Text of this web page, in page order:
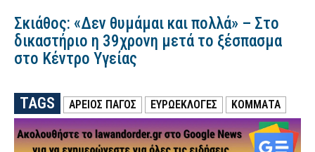
Σκιάθος: «Δεν θυμάμαι και πολλά» – Στο
δικαστήριο η 39χρονη μετά το ξέσπασμα
στο Κέντρο Υγείας
TAGS ΑΡΕΙΟΣ ΠΑΓΟΣ ΕΥΡΩΕΚΛΟΓΈΣ ΚΟΜΜΑΤΑ